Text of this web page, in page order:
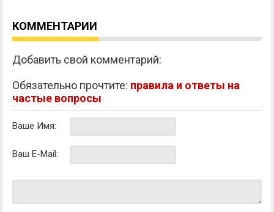
КОММЕНТАРИИ
Добавить свой комментарий:
Обязательно прочтите: правила и ответы на
частые вопросы
Ваше Имя:
Ваш E-Mail: